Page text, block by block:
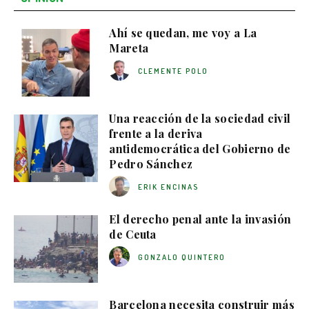
Ahí se quedan, me voy a La
Mareta
CLEMENTE POLO
Una reacción de la sociedad civil
frente a la deriva
antidemocrática del Gobierno de
Pedro Sánchez
ERIK ENCINAS
El derecho penal ante la invasión
de Ceuta
GONZALO QUINTERO
Barcelona necesita construir más